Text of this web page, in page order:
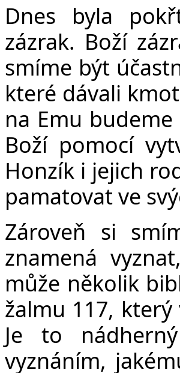
Dnes byla
zázrak. Boží
smíme být
které dávali
na Emu
Boží pomocí
Honzík i jejich
pamatovat ve
Zároveň si
znamená
může několik
žalmu 117,
Je to
vyznáním,